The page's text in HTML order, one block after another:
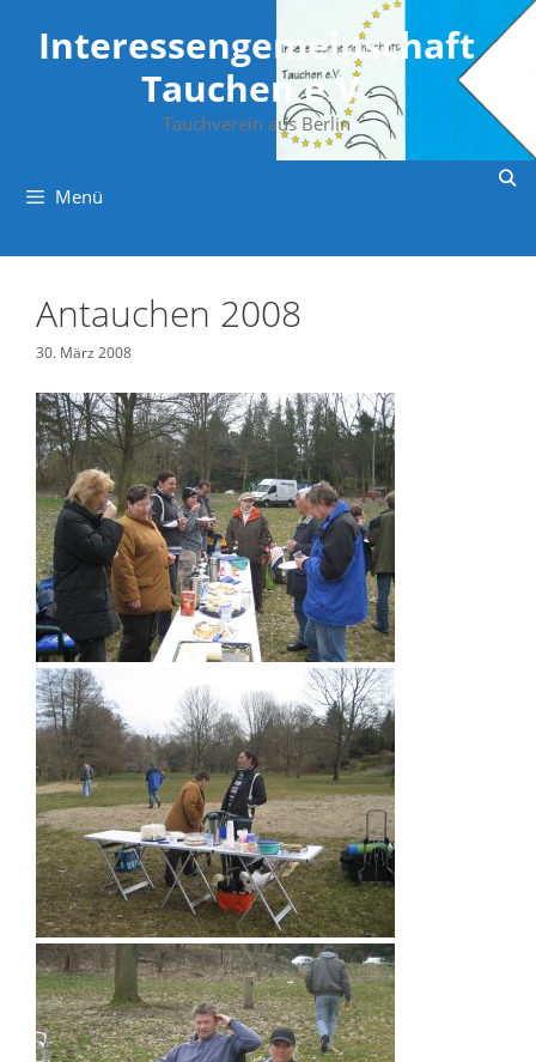
Interessengemeinschaft
Tauchen e.V.
Tauchverein aus Berlin
Menü
Antauchen 2008
30. März 2008